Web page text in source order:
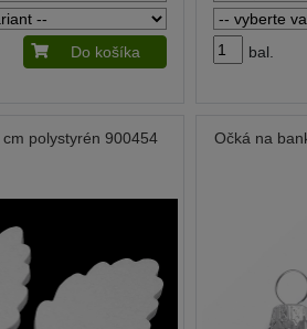
Do košíka bal.
cm polystyrén 900454
Očká na